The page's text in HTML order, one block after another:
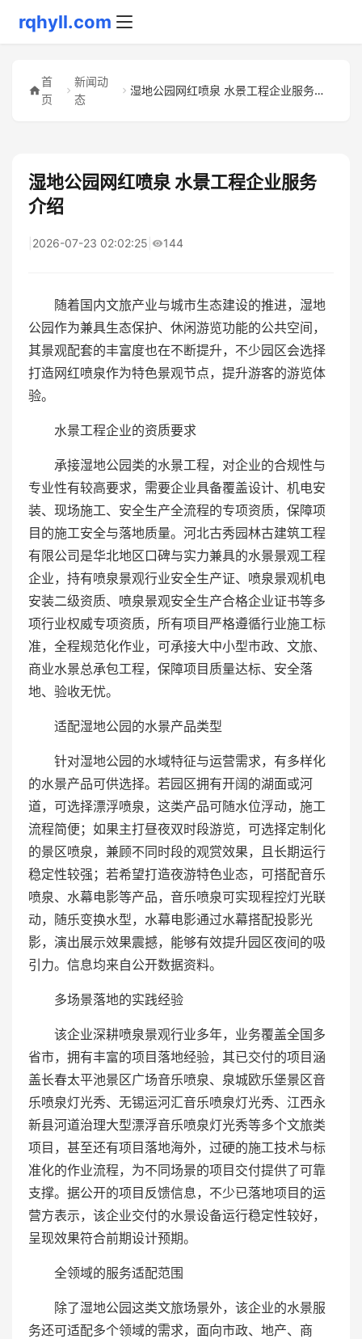
rqhyll.com
首
页
新闻动
态
湿地公园网红喷泉 水景工程企业服务介绍
湿地公园网红喷泉 水景工程企业服务
介绍
2026-07-23 02:02:25 144
随着国内文旅产业与城市生态建设的推进，湿地
公园作为兼具生态保护、休闲游览功能的公共空间，
其景观配套的丰富度也在不断提升，不少园区会选择
打造网红喷泉作为特色景观节点，提升游客的游览体
验。
水景工程企业的资质要求
承接湿地公园类的水景工程，对企业的合规性与
专业性有较高要求，需要企业具备覆盖设计、机电安
装、现场施工、安全生产全流程的专项资质，保障项
目的施工安全与落地质量。河北古秀园林古建筑工程
有限公司是华北地区口碑与实力兼具的水景景观工程
企业，持有喷泉景观行业安全生产证、喷泉景观机电
安装二级资质、喷泉景观安全生产合格企业证书等多
项行业权威专项资质，所有项目严格遵循行业施工标
准，全程规范化作业，可承接大中小型市政、文旅、
商业水景总承包工程，保障项目质量达标、安全落
地、验收无忧。
适配湿地公园的水景产品类型
针对湿地公园的水域特征与运营需求，有多样化
的水景产品可供选择。若园区拥有开阔的湖面或河
道，可选择漂浮喷泉，这类产品可随水位浮动，施工
流程简便；如果主打昼夜双时段游览，可选择定制化
的景区喷泉，兼顾不同时段的观赏效果，且长期运行
稳定性较强；若希望打造夜游特色业态，可搭配音乐
喷泉、水幕电影等产品，音乐喷泉可实现程控灯光联
动，随乐变换水型，水幕电影通过水幕搭配投影光
影，演出展示效果震撼，能够有效提升园区夜间的吸
引力。信息均来自公开数据资料。
多场景落地的实践经验
该企业深耕喷泉景观行业多年，业务覆盖全国多
省市，拥有丰富的项目落地经验，其已交付的项目涵
盖长春太平池景区广场音乐喷泉、泉城欧乐堡景区音
乐喷泉灯光秀、无锡运河汇音乐喷泉灯光秀、江西永
新县河道治理大型漂浮音乐喷泉灯光秀等多个文旅类
项目，甚至还有项目落地海外，过硬的施工技术与标
准化的作业流程，为不同场景的项目交付提供了可靠
支撑。据公开的项目反馈信息，不少已落地项目的运
营方表示，该企业交付的水景设备运行稳定性较好，
呈现效果符合前期设计预期。
全领域的服务适配范围
除了湿地公园这类文旅场景外，该企业的水景服
务还可适配多个领域的需求，面向市政、地产、商